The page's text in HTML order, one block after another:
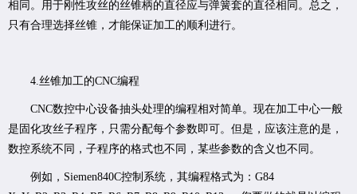
相同。用于刚性攻丝的丝锥柄的直径应与弹簧套的直径相同。总之，
只有合理选择丝锥，才能保证加工的顺利进行。
4.丝锥加工的CNC编程
CNC数控中心设备抽头处理的编程相对简单。现在加工中心一般
是固化攻丝子程序，只需分配每个参数即可。但是，应该注意的是，
数控系统不同，子程序的格式也不同，某些参数的含义也不同。
例如，Siemen840C控制系统，其编程格式为：G84